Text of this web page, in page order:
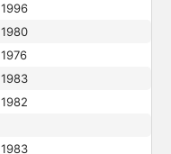
1996
1980
1976
1983
1982
1983